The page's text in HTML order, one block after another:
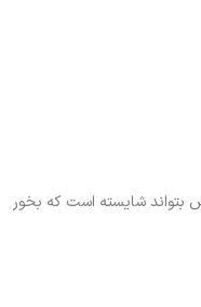
بتواند شایسته است که بخور